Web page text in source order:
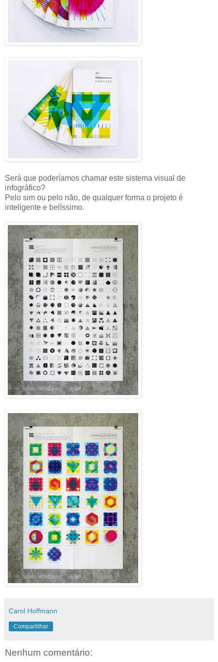
Será que poderíamos chamar este sistema visual de
infográfico?
Pelo sim ou pelo não, de qualquer forma o projeto é
inteligente e belíssimo.
Carol Hoffmann
Compartilhar
Nenhum comentário: